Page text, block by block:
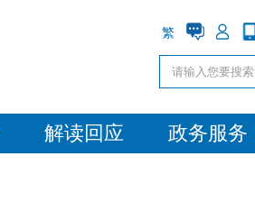
繁
解读回应 政务服务